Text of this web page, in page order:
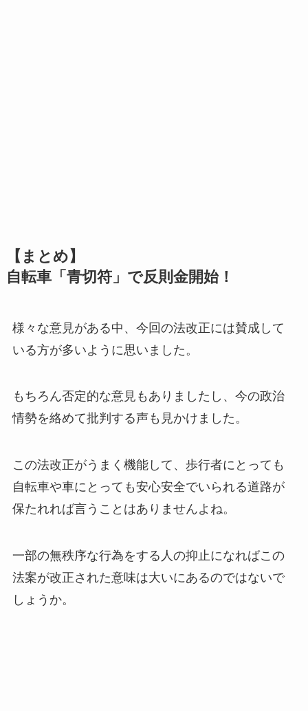
【まとめ】
自転車「青切符」で反則金開始！
様々な意見がある中、今回の法改正には賛成して
いる方が多いように思いました。
もちろん否定的な意見もありましたし、今の政治
情勢を絡めて批判する声も見かけました。
この法改正がうまく機能して、歩行者にとっても
自転車や車にとっても安心安全でいられる道路が
保たれれば言うことはありませんよね。
一部の無秩序な行為をする人の抑止になればこの
法案が改正された意味は大いにあるのではないで
しょうか。